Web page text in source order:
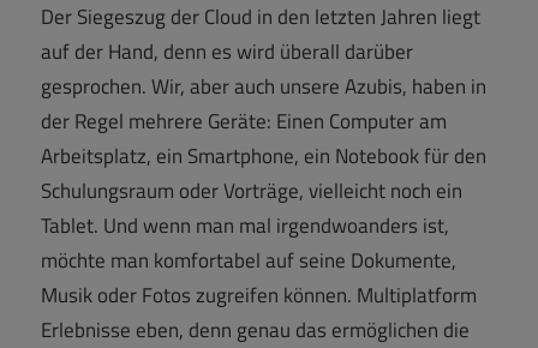
Der Siegeszug der Cloud in den letzten Jahren liegt
auf der Hand, denn es wird überall darüber
gesprochen. Wir, aber auch unsere Azubis, haben in
der Regel mehrere Geräte: Einen Computer am
Arbeitsplatz, ein Smartphone, ein Notebook für den
Schulungsraum oder Vorträge, vielleicht noch ein
Tablet. Und wenn man mal irgendwoanders ist,
möchte man komfortabel auf seine Dokumente,
Musik oder Fotos zugreifen können. Multiplatform
Erlebnisse eben, denn genau das ermöglichen die